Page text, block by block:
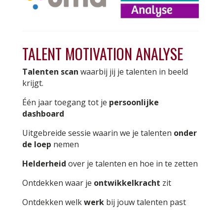
TALENT MOTIVATION ANALYSE
Talenten scan waarbij jij je talenten in beeld
krijgt.
Één jaar toegang tot je persoonlijke
dashboard
Uitgebreide sessie waarin we je talenten onder
de loep nemen
Helderheid over je talenten en hoe in te zetten
Ontdekken waar je ontwikkelkracht zit
Ontdekken welkwerkbij jouw talenten past